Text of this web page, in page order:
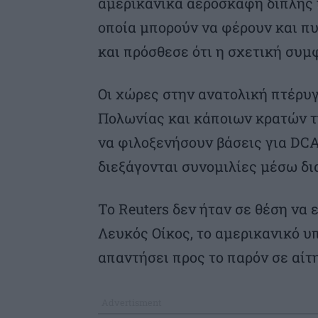
οποία μπορούν να φέρουν και
και πρόσθεσε ότι η σχετική
Οι χώρες στην ανατολική
Πολωνίας και κάποιων κρατών
να φιλοξενήσουν βάσεις για
διεξάγονται συνομιλίες μέσω
Το Reuters δεν ήταν σε θέση να
Λευκός Οίκος, το αμερικανικό
απαντήσει προς το παρόν σε